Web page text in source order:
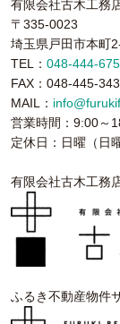
有限会社古木工務
〒335-0023
埼玉県戸田市本町
TEL： 048-444-
FAX：048-445-
MAIL：
営業時間：9:00～
定休日：日曜（日
有限会社古木工務
ふるき不動産物件